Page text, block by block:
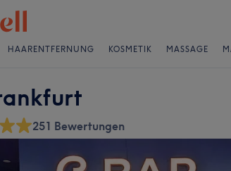
HAARENTFERNUNG KOSMETIK MASSAGE
251 Bewertungen